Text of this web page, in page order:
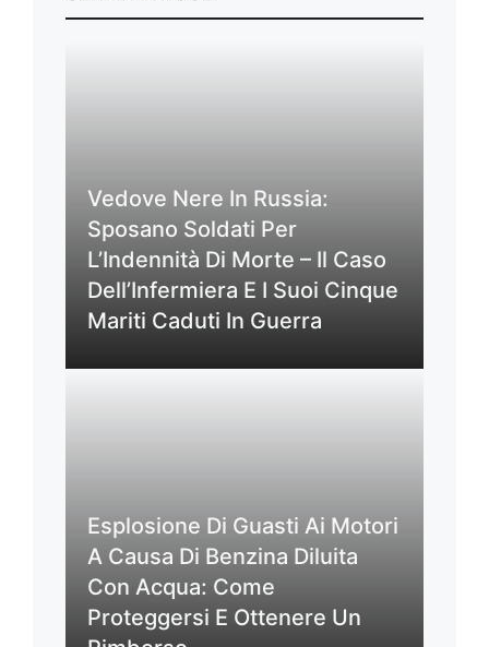
Vedove Nere In Russia:
Sposano Soldati Per
L’Indennità Di Morte – Il Caso
Dell’Infermiera E I Suoi Cinque
Mariti Caduti In Guerra
Esplosione Di Guasti Ai Motori
A Causa Di Benzina Diluita
Con Acqua: Come
Proteggersi E Ottenere Un